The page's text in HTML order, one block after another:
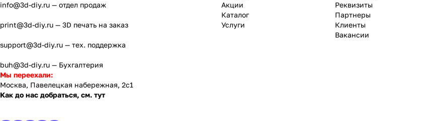
info@3d-diy.ru — отдел продаж
print@3d-diy.ru — 3D печать на заказ
support@3d-diy.ru — тех. поддержка
buh@3d-diy.ru — Бухгалтерия
Мы переехали:
Москва, Павелецкая набережная, 2с1
Как до нас добраться, см. тут
Акции
Каталог
Услуги
Реквизиты
Партнеры
Клиенты
Вакансии